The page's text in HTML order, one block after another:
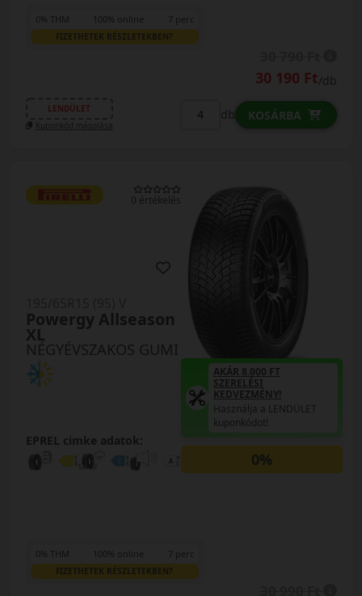
0% THM 100% online 7 perc
FIZETHETEK RÉSZLETEKBEN?
30 190 Ft/db
LENDÜLET
Kuponkód másolása
db KOSÁRBA
0 értékelés
NÉGYÉVSZAKOS GUMI
Powergy Allseason
XL
EPREL cimke adatok:
AKÁR 8.000 FT
SZERELÉSI
KEDVEZMÉNY!
Használja a LENDÜLET
kuponkódot!
0%
0% THM 100% online 7 perc
FIZETHETEK RÉSZLETEKBEN?